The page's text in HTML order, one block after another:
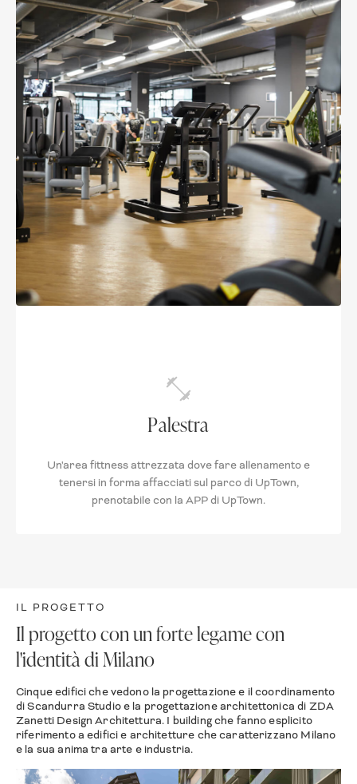
Palestra
Un'area fittness attrezzata dove fare allenamento e
tenersi in forma affacciati sul parco di UpTown,
prenotabile con la APP di UpTown.
IL PROGETTO
Il progetto con un forte legame con
l'identità di Milano
Cinque edifici che vedono la progettazione e il coordinamento
di Scandurra Studio e la progettazione architettonica di ZDA
Zanetti Design Architettura. I building che fanno esplicito
riferimento a edifici e architetture che caratterizzano Milano
e la sua anima tra arte e industria.